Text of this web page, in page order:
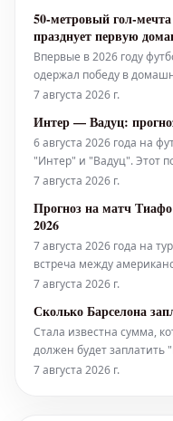
50-метровый гол-
празднует первую
Впервые в 2026 году
одержал победу в
тура Региональной лиги
положил гол-мечта.
7 августа 2026 г.
Интер — Вадуц:
6 августа 2026 года на
"Интер" и "Вадуц". Этот
и мы предлагаем вам
сильнейших клубов,
результаты в нац
7 августа 2026 г.
Прогноз на матч
2026
7 августа 2026 года на
встреча между
и французом Матье
является сильным
уверенную игру на
7 августа 2026 г.
Сколько Барселона
Стала известна сумма,
должен будет
Родри. По последним
7 августа 2026 г.